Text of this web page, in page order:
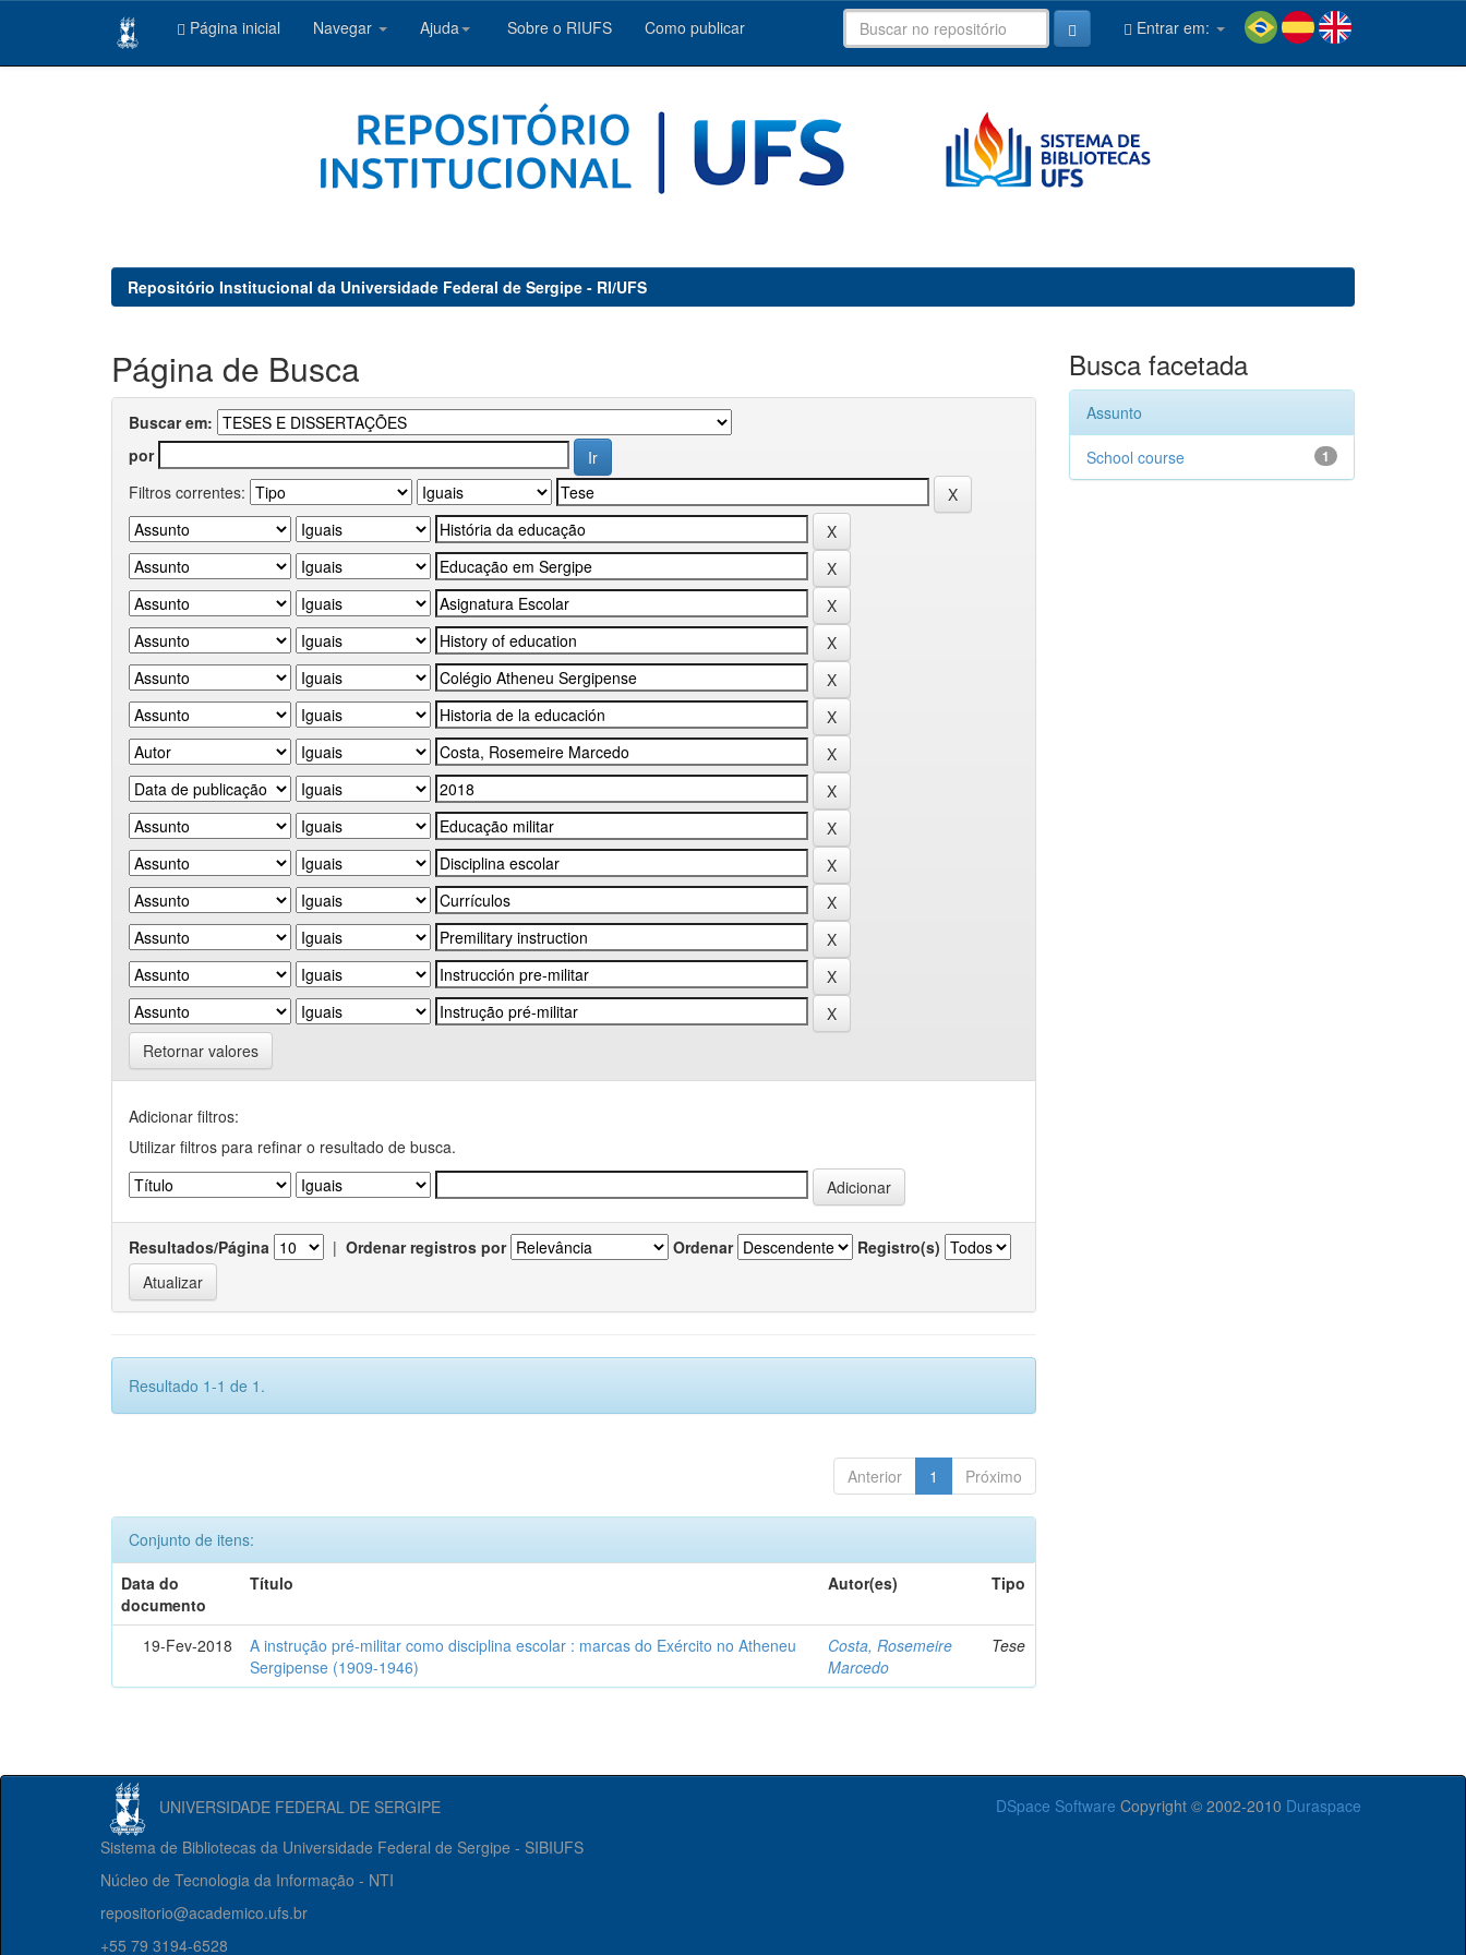
Página inicial Navegar Ajuda Sobre o RIUFS Como publicar Entrar em:
Repositório Institucional da Universidade Federal de Sergipe - RI/UFS
Página de Busca
Buscar em:
por
Filtros correntes:
Retornar valores
Adicionar filtros:
Utilizar filtros para refinar o resultado de busca.
Resultados/Página | Ordenar registros por Ordenar Registro(s)
Resultado 1-1 de 1.
Anterior 1 Próximo
Conjunto de itens:
Data do
documento
Título Autor(es) Tipo
19-Fev-2018
A instrução pré-militar como disciplina escolar : marcas do Exército no Atheneu
Sergipense (1909-1946)
Costa, Rosemeire
Marcedo
Tese
Busca facetada
Assunto
1
School course
UNIVERSIDADE FEDERAL DE SERGIPE DSpace Software Copyright © 2002-2010 Duraspace
Sistema de Bibliotecas da Universidade Federal de Sergipe - SIBIUFS
Núcleo de Tecnologia da Informação - NTI
repositorio@academico.ufs.br
+55 79 3194-6528